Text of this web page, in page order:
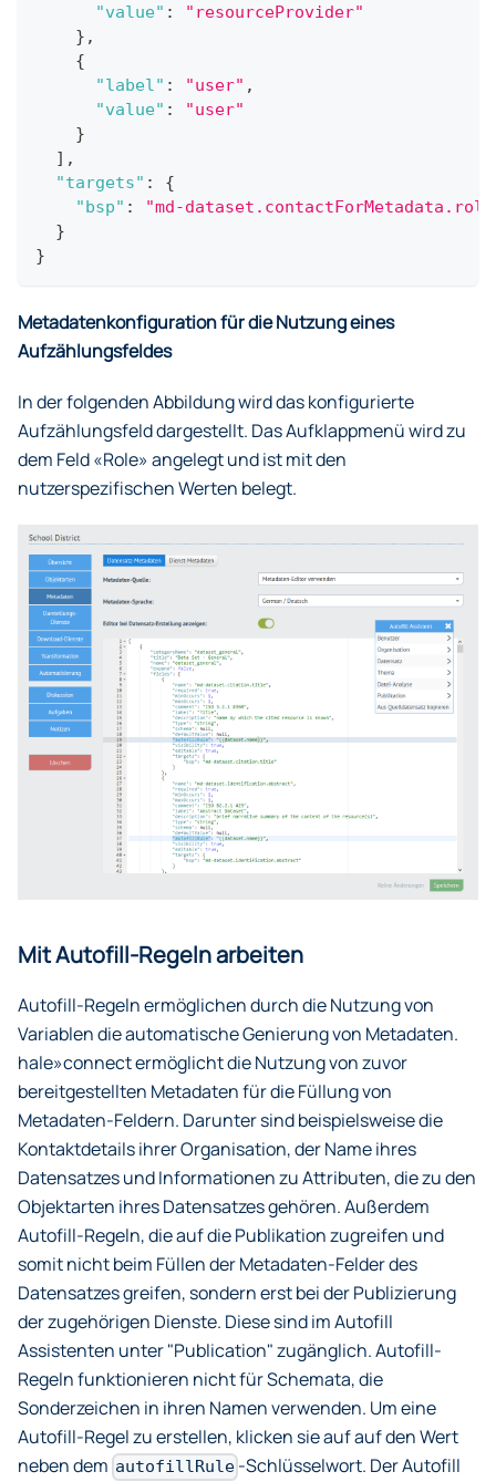
"value" :
"resourceProvider"
} ,
{
"label" : "user" ,
"value" :
"user"
}
] ,
"targets" :
{
"bsp" :
"md-
}
}
Metadatenkonfiguration für die Nutzung eines
Aufzählungsfeldes
In der folgenden Abbildung wird das konfigurierte
Aufzählungsfeld dargestellt. Das Aufklappmenü wird zu
dem Feld «Role» angelegt und ist mit den
nutzerspezifischen Werten belegt.
Mit Autofill-Regeln arbeiten
Autofill-Regeln ermöglichen durch die Nutzung von
Variablen die automatische Genierung von Metadaten.
hale»connect ermöglicht die Nutzung von zuvor
bereitgestellten Metadaten für die Füllung von
Metadaten-Feldern. Darunter sind beispielsweise die
Kontaktdetails ihrer Organisation, der Name ihres
Datensatzes und Informationen zu Attributen, die zu den
Objektarten ihres Datensatzes gehören. Außerdem
Autofill-Regeln, die auf die Publikation zugreifen und
somit nicht beim Füllen der Metadaten-Felder des
Datensatzes greifen, sondern erst bei der Publizierung
der zugehörigen Dienste. Diese sind im Autofill
Assistenten unter "Publication" zugänglich. Autofill-
Regeln funktionieren nicht für Schemata, die
Sonderzeichen in ihren Namen verwenden. Um eine
Autofill-Regel zu erstellen, klicken sie auf auf den Wert
neben dem autofillRule -Schlüsselwort. Der Autofill